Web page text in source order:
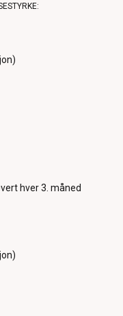
hver 3. måned